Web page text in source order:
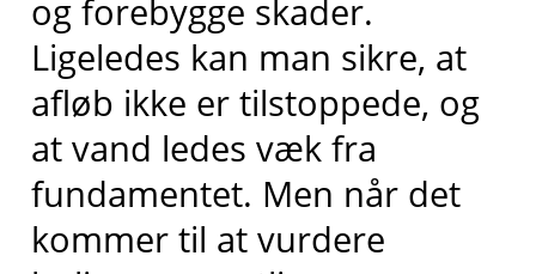
og forebygge skader.
Ligeledes kan man sikre, at
afløb ikke er tilstoppede, og
at vand ledes væk fra
fundamentet. Men når det
kommer til at vurdere